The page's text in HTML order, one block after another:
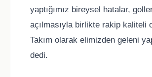
yaptığımız bireysel hatalar,
açılmasıyla birlikte rakip kaliteli
Takım olarak elimizden geleni
dedi.